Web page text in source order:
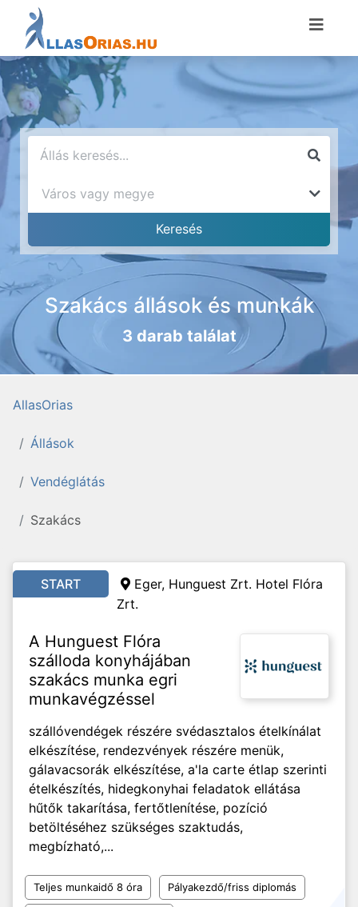
Szakács állások és munkák
3 darab találat
AllasOrias
Állások
Vendéglátás
Szakács
START
Eger, Hunguest Zrt. Hotel Flóra
Zrt.
A Hunguest Flóra
szálloda konyhájában
szakács munka egri
munkavégzéssel
szállóvendégek részére svédasztalos ételkínálat
elkészítése, rendezvények részére menük,
gálavacsorák elkészítése, a'la carte étlap szerinti
ételkészítés, hidegkonyhai feladatok ellátása
hűtők takarítása, fertőtlenítése, pozíció
betöltéséhez szükséges szaktudás,
megbízható,...
Teljes munkaidő 8 óra Pályakezdő/friss diplomás